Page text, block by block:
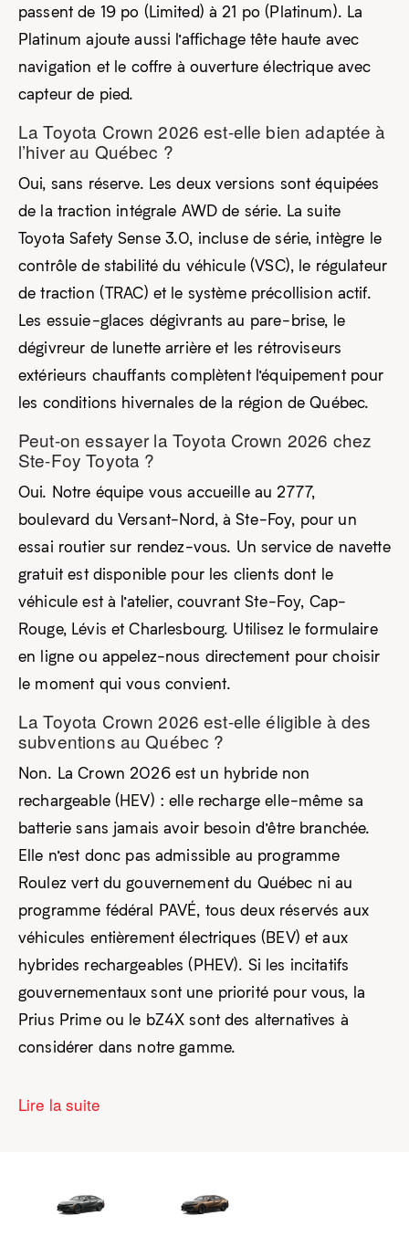
passent de 19 po (Limited) à 21 po (Platinum). La
Platinum ajoute aussi l’affichage tête haute avec
navigation et le coffre à ouverture électrique avec
capteur de pied.
La Toyota Crown 2026 est-elle bien adaptée à
l’hiver au Québec ?
Oui, sans réserve. Les deux versions sont équipées
de la traction intégrale AWD de série. La suite
Toyota Safety Sense 3.0, incluse de série, intègre le
contrôle de stabilité du véhicule (VSC), le régulateur
de traction (TRAC) et le système précollision actif.
Les essuie-glaces dégivrants au pare-brise, le
dégivreur de lunette arrière et les rétroviseurs
extérieurs chauffants complètent l’équipement pour
les conditions hivernales de la région de Québec.
Peut-on essayer la Toyota Crown 2026 chez
Ste-Foy Toyota ?
Oui. Notre équipe vous accueille au 2777,
boulevard du Versant-Nord, à Ste-Foy, pour un
essai routier sur rendez-vous. Un service de navette
gratuit est disponible pour les clients dont le
véhicule est à l’atelier, couvrant Ste-Foy, Cap-
Rouge, Lévis et Charlesbourg. Utilisez le formulaire
en ligne ou appelez-nous directement pour choisir
le moment qui vous convient.
La Toyota Crown 2026 est-elle éligible à des
subventions au Québec ?
Non. La Crown 2026 est un hybride non
rechargeable (HEV) : elle recharge elle-même sa
batterie sans jamais avoir besoin d’être branchée.
Elle n’est donc pas admissible au programme
Roulez vert du gouvernement du Québec ni au
programme fédéral PAVÉ, tous deux réservés aux
véhicules entièrement électriques (BEV) et aux
hybrides rechargeables (PHEV). Si les incitatifs
gouvernementaux sont une priorité pour vous, la
Prius Prime ou le bZ4X sont des alternatives à
considérer dans notre gamme.
Lire la suite